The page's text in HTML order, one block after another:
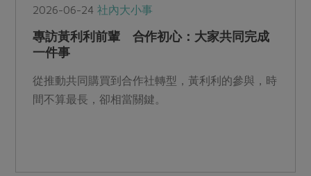
2026-06-24社內大小事
專訪黃利利前輩 合作初心：大家共同完成
一件事
從推動共同購買到合作社轉型，黃利利的參與，時
間不算最長，卻相當關鍵。